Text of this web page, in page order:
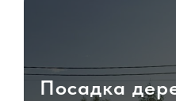
Посадка